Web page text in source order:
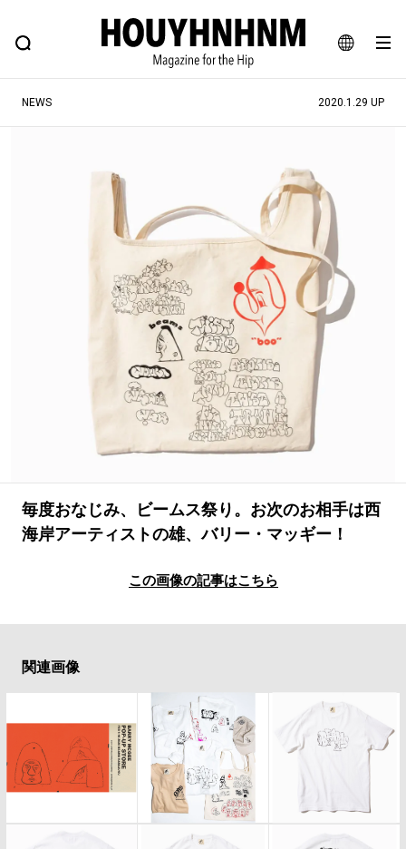
JA
EN
FEATURE BLOG SNAP
ヒップなファッション、カルチャー、ライフスタイルWEBマガジン
#注目のタグ
#SHOPPING ADDICT #憧れの逸品
#MONTHLY JOURNAL #ESSENTIAL DESIGNS
#古着サミット
#マイナーグッド図鑑 #フイナムのYouTube
#Commune H #FOCUS IT #AH.H
#FASHION #MUSIC #MOVIE
#LIFESTYLE #SNEAKER #OUTDOOR
#HANDSOME HANDBOOK
NEWS 2020.1.29 UP
毎度おなじみ、ビームス祭り。お次のお相手は西
海岸アーティストの雄、バリー・マッギー！
この画像の記事はこちら
関連画像